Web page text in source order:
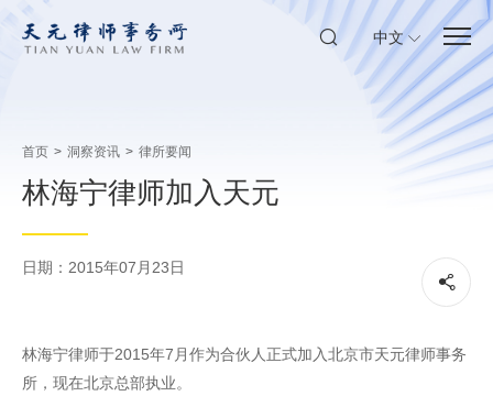
中文
首页 > 洞察资讯 > 律所要闻
林海宁律师加入天元
日期：2015年07月23日
林海宁律师于2015年7月作为合伙人正式加入北京市天元律师事务
所，现在北京总部执业。